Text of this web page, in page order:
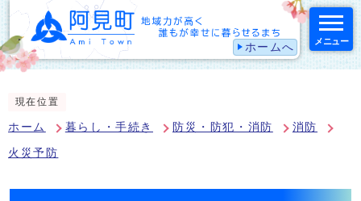
ホームへ メニュー
現在位置
ホーム 暮らし・手続き 防災・防犯・消防 消防
火災予防